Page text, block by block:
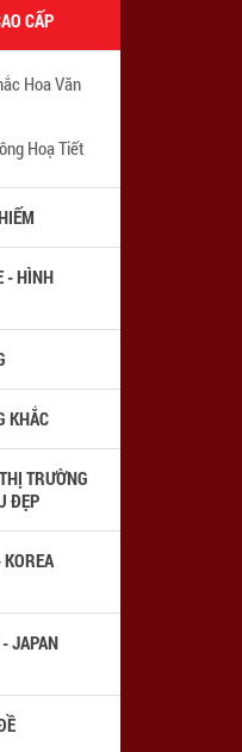
CẤP
Hoa Văn
Hoạ Tiết
- HÌNH
KHẮC
TRƯỜNG
ĐẸP
JAPAN